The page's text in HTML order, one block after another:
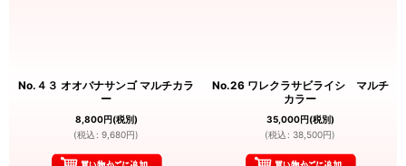
No.４３ オオバナサンゴ マルチカラ
ー
8,800円(税別)
(税込 : 9,680円)
No.26 ワレクラサビライシ マルチ
カラー
35,000円(税別)
(税込 : 38,500円)